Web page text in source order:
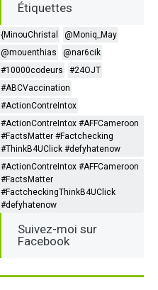
Étiquettes
{MinouChristal
@Moniq_May
@mouenthias
@nar6cik
#10000codeurs
#24OJT
#ABCVaccination
#ActionContreIntox
#ActionContreIntox #AFFCameroon
#FactsMatter #Factchecking
#ThinkB4UClick #defyhatenow
#ActionContreIntox #AFFCameroon
#FactsMatter
#FactcheckingThinkB4UClick
#defyhatenow
Suivez-moi sur
Facebook